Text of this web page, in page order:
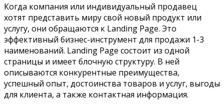
Когда компания или индивидуальный продавец
хотят представить миру свой новый продукт или
услугу, они обращаются к Landing Page. Это
эффективный бизнес-инструмент для продажи 1-3
наименований. Landing Page состоит из одной
страницы и имеет блочную структуру. В ней
описываются конкурентные преимущества,
успешный опыт, достоинства товаров и услуг, выгоды
для клиента, а также контактная информация.